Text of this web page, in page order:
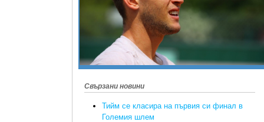
Свързани новини
Тийм се класира на първия си финал в
Големия шлем